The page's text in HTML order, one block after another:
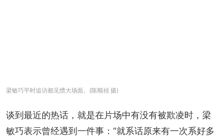
梁敏巧平时追访都见惯大场面。(陈顺祯 摄)
谈到最近的热话，就是在片场中有没有被欺凌时，梁
敏巧表示曾经遇到一件事：“就系话原来有一次系好多